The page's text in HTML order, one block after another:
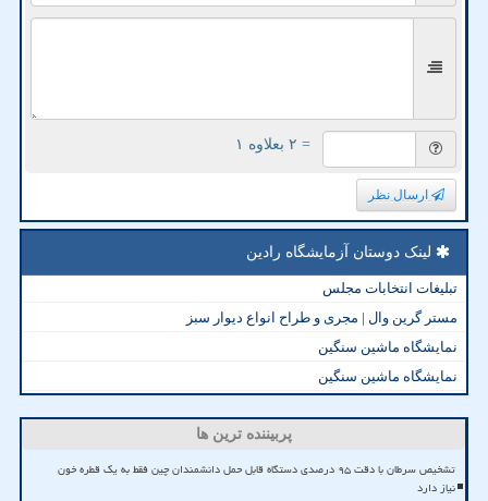
= ۲ بعلاوه ۱
ارسال نظر
لینک دوستان آزمایشگاه رادین
تبلیغات انتخابات مجلس
مستر گرین وال | مجری و طراح انواع دیوار سبز
نمایشگاه ماشین سنگین
نمایشگاه ماشین سنگین
پربیننده ترین ها
تشخیص سرطان با دقت ۹۵ درصدی دستگاه قابل حمل دانشمندان چین فقط به یک قطره خون
نیاز دارد